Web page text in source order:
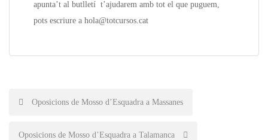
apunta’t al butlletí t’ajudarem amb tot el que puguem,
pots escriure a hola@totcursos.cat
Post
navigation
Oposicions de Mosso d’Esquadra a Massanes
Oposicions de Mosso d’Esquadra a Talamanca